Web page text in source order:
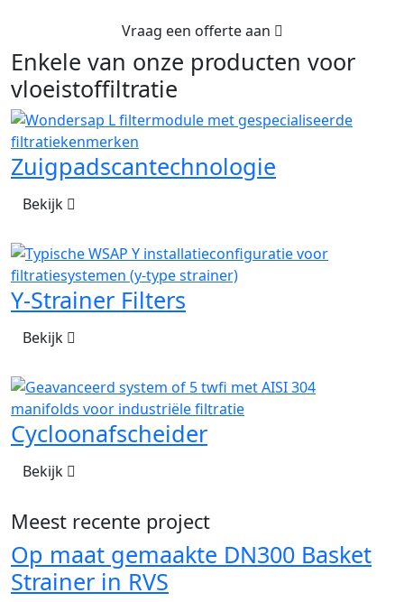
Vraag een offerte aan
Enkele van onze producten voor
vloeistoffiltratie
Zuigpadscantechnologie
Bekijk
Y-Strainer Filters
Bekijk
Cycloonafscheider
Bekijk
Meest recente project
Op maat gemaakte DN300 Basket
Strainer in RVS